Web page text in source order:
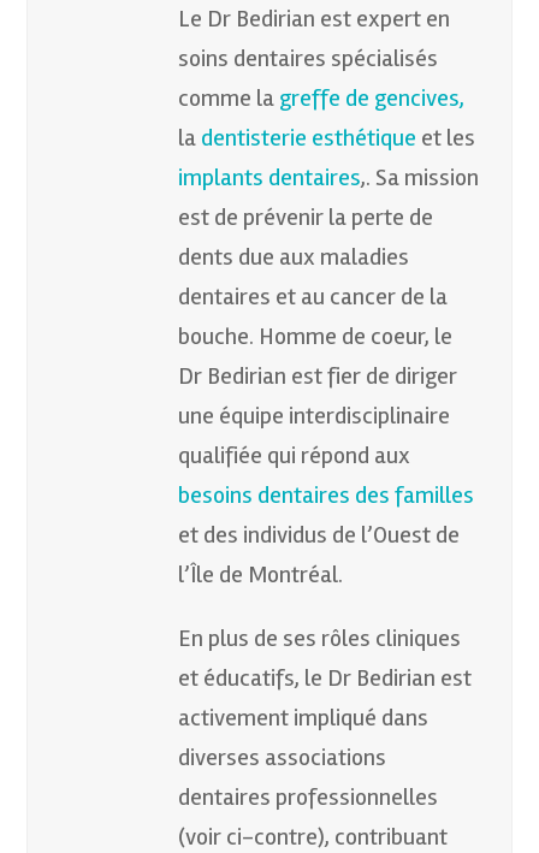
Le Dr Bedirian est expert en
soins dentaires spécialisés
comme la greffe de gencives,
la dentisterie esthétique et les
implants dentaires,. Sa mission
est de prévenir la perte de
dents due aux maladies
dentaires et au cancer de la
bouche. Homme de coeur, le
Dr Bedirian est fier de diriger
une équipe interdisciplinaire
qualifiée qui répond aux
besoins dentaires des familles
et des individus de l’Ouest de
l’Île de Montréal.
En plus de ses rôles cliniques
et éducatifs, le Dr Bedirian est
activement impliqué dans
diverses associations
dentaires professionnelles
(voir ci-contre), contribuant